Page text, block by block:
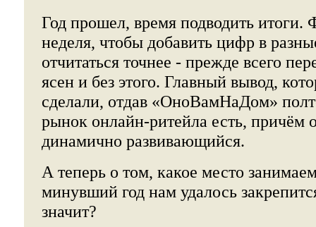
Год прошел, время подводить итоги.
неделя, чтобы добавить цифр в
отчитаться точнее - прежде всего
ясен и без этого. Главный вывод,
сделали, отдав «ОноВамНаДом»
рынок онлайн-ритейла есть, причём
динамично развивающийся.
А теперь о том, какое место
минувший год нам удалось
значит?